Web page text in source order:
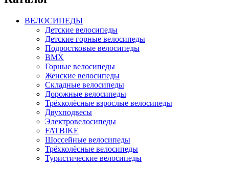
ВЕЛОСИПЕДЫ
Детские велосипеды
Детские горные велосипеды
Подростковые велосипеды
BMX
Горные велосипеды
Женские велосипеды
Складные велосипеды
Дорожные велосипеды
Трёхколёсные взрослые велосипеды
Двухподвесы
Электровелосипеды
FATBIKE
Шоссейные велосипеды
Трёхколёсные велосипеды
Туристические велосипеды